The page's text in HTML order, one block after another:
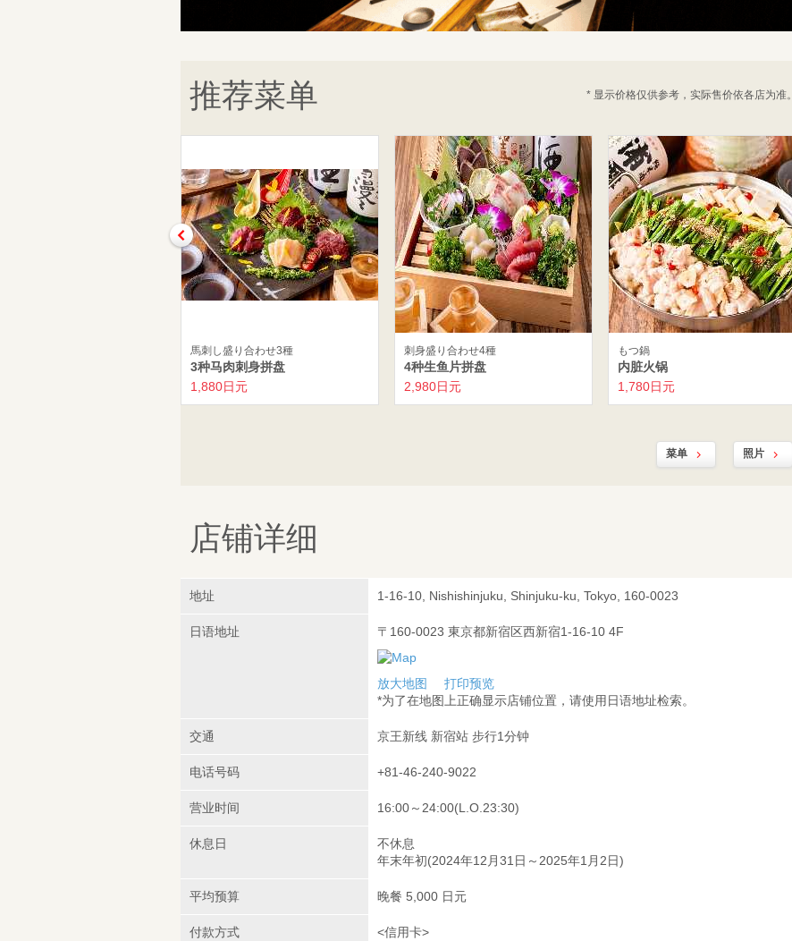
推荐菜单 * 显示价格仅供参考，实际售价依各店为准。
馬刺し盛り合わせ3種
3种马肉刺身拼盘
1,880日元
刺身盛り合わせ4種
4种生鱼片拼盘
2,980日元
もつ鍋
内脏火锅
1,780日元
菜单 照片
店铺详细
地址 1-16-10, Nishishinjuku, Shinjuku-ku, Tokyo, 160-0023
日语地址 〒160-0023 東京都新宿区西新宿1-16-10 4F
放大地图
打印预览
*为了在地图上正确显示店铺位置，请使用日语地址检索。
交通 京王新线 新宿站 步行1分钟
电话号码 +81-46-240-9022
营业时间 16:00～24:00(L.O.23:30)
休息日
不休息
年末年初(2024年12月31日～2025年1月2日)
平均预算 晚餐 5,000 日元
付款方式
<信用卡>